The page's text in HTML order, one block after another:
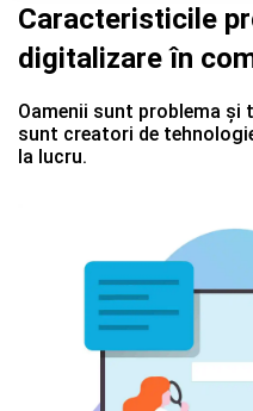
Caracteristicile
digitalizare în
Oamenii sunt problema
sunt creatori de
la lucru.